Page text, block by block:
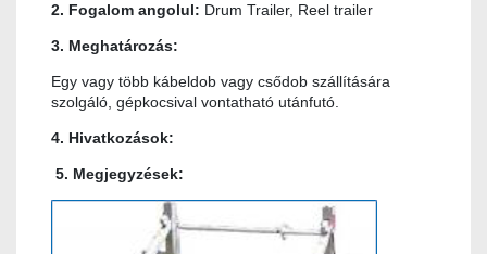
2. Fogalom angolul: Drum Trailer, Reel trailer
3. Meghatározás:
Egy vagy több kábeldob vagy csődob szállítására
szolgáló, gépkocsival vontatható utánfutó.
4. Hivatkozások:
5. Megjegyzések: